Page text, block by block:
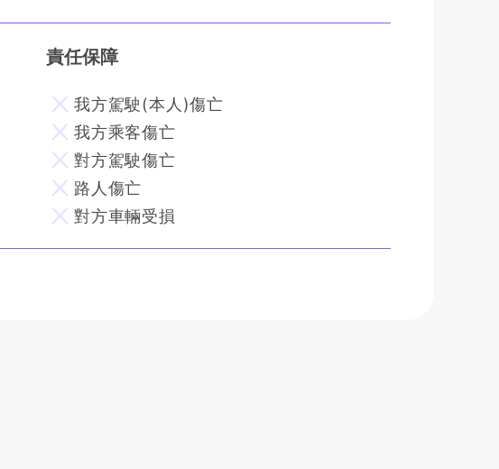
責任保障
我方駕駛(本人)傷亡
我方乘客傷亡
對方駕駛傷亡
路人傷亡
對方車輛受損